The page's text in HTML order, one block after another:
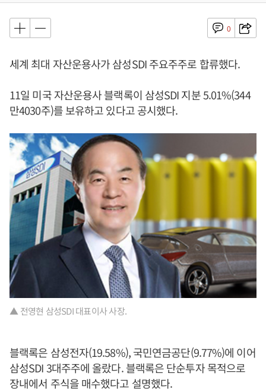
0
세계 최대 자산운용사가 삼성SDI 주요주주로 합류했다.
11일 미국 자산운용사 블랙록이 삼성SDI 지분 5.01%(344
만4030주)를 보유하고 있다고 공시했다.
▲ 전영현 삼성SDI 대표이사 사장.
블랙록은 삼성전자(19.58%), 국민연금공단(9.77%)에 이어
삼성SDI 3대주주에 올랐다. 블랙록은 단순투자 목적으로
장내에서 주식을 매수했다고 설명했다.